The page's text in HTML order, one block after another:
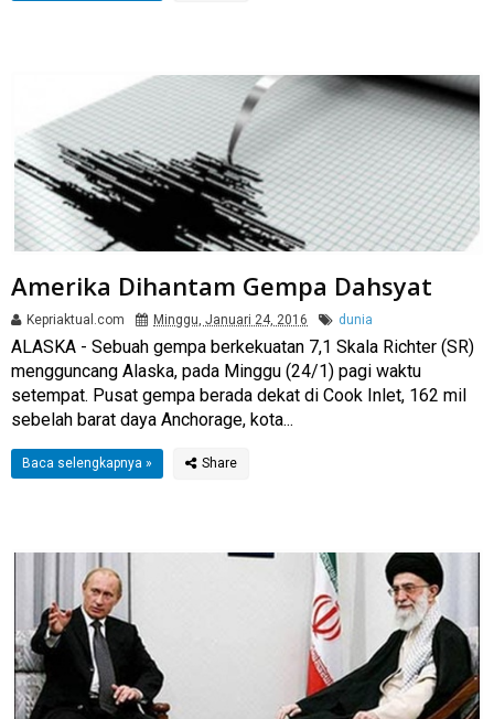
Amerika Dihantam Gempa Dahsyat
Kepriaktual.com Minggu, Januari 24, 2016 dunia
ALASKA - Sebuah gempa berkekuatan 7,1 Skala Richter (SR)
mengguncang Alaska, pada Minggu (24/1) pagi waktu
setempat. Pusat gempa berada dekat di Cook Inlet, 162 mil
sebelah barat daya Anchorage, kota...
Baca selengkapnya »